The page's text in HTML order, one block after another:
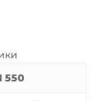
550